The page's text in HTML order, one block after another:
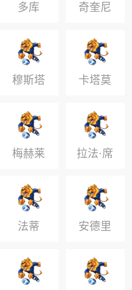
多库 奇奎尼
奥
穆斯塔
法扎达
卡塔莫
梅赫莱 拉法·席
尔瓦
法蒂 安德里
希